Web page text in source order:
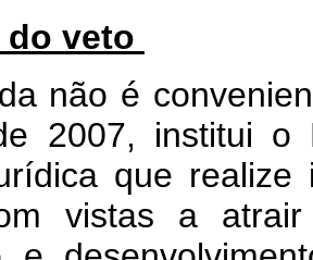
do veto
não é
2007, institui
que
vistas a